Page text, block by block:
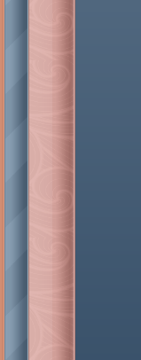
в долгий ящик
br>